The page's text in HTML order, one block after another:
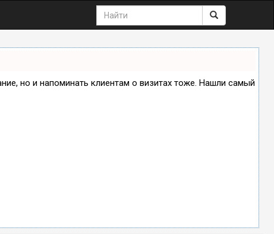
но и напоминать клиентам о визитах тоже. Нашли самый